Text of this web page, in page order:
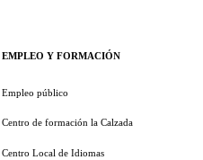
EMPLEO Y FORMACIÓN
Empleo público
Centro de formación la Calzada
Centro Local de Idiomas